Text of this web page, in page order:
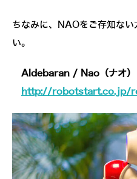
ちなみに、NAOをご存知ない
い。
Aldebaran / Nao（ナオ）
http://robotstart.co.jp/